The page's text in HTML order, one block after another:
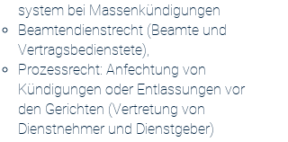
system bei Massen­kündigungen
Beamtendienstrecht (Beamte und
Vertragsbedienstete),
Prozessrecht: Anfechtung von
Kündigungen oder Entlassungen vor
den Gerichten (Vertretung von
Dienstnehmer und Dienstgeber)